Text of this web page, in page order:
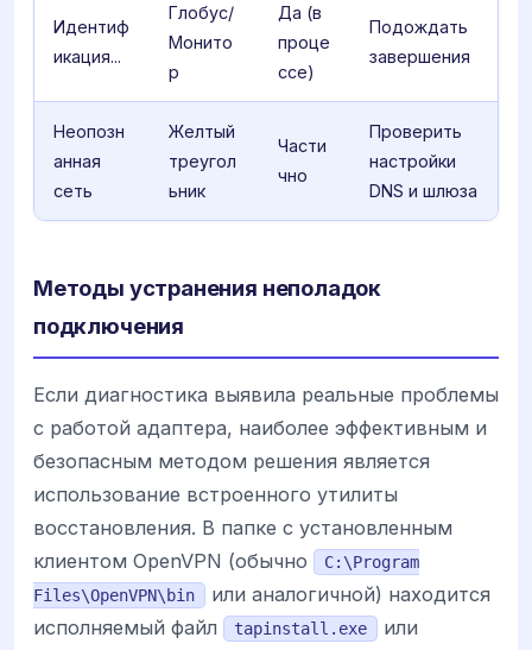
Идентиф
икация...
Глобус/
Монито
р
Да (в
проце
ссе)
Подождать
завершения
Неопозн
анная
сеть
Желтый
треугол
ьник
Части
чно
Проверить
настройки
DNS и шлюза
Методы устранения неполадок
подключения
Если диагностика выявила реальные проблемы
с работой адаптера, наиболее эффективным и
безопасным методом решения является
использование встроенного утилиты
восстановления. В папке с установленным
клиентом OpenVPN (обычно
C:\Program
Files\OpenVPN\bin
или аналогичной) находится
исполняемый файл
tapinstall.exe
или